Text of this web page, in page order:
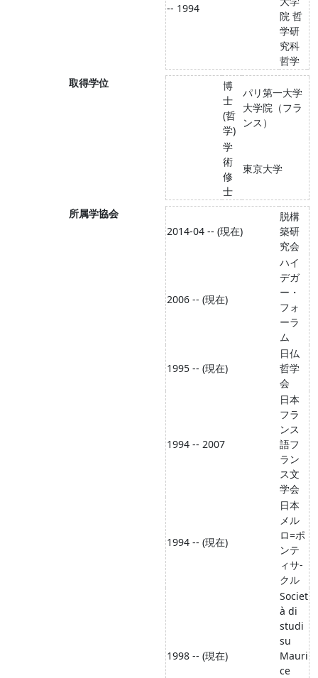
-- 1994
院 哲
学研
究科
哲学
取得学位
博
士
(哲
学)
パリ第一大学
大学院（フラ
ンス）
学
術
修
士
東京大学
所属学協会
2014-04 -- (現在)
脱構
築研
究会
2006 -- (現在)
ハイ
デガ
ー・
フォ
ーラ
ム
1995 -- (現在)
日仏
哲学
会
1994 -- 2007
日本
フラ
ンス
語フ
ラン
ス文
学会
1994 -- (現在)
日本
メル
ロ=ポ
ンテ
ィサ-
クル
1998 -- (現在)
Societ
à di
studi
su
Mauri
ce